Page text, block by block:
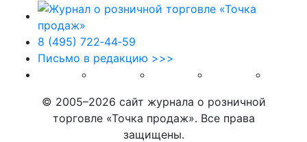
8 (495) 722‑44‑59
Письмо в редакцию >>>
© 2005–2026 сайт журнала о розничной
торговле «Точка продаж». Все права
защищены.